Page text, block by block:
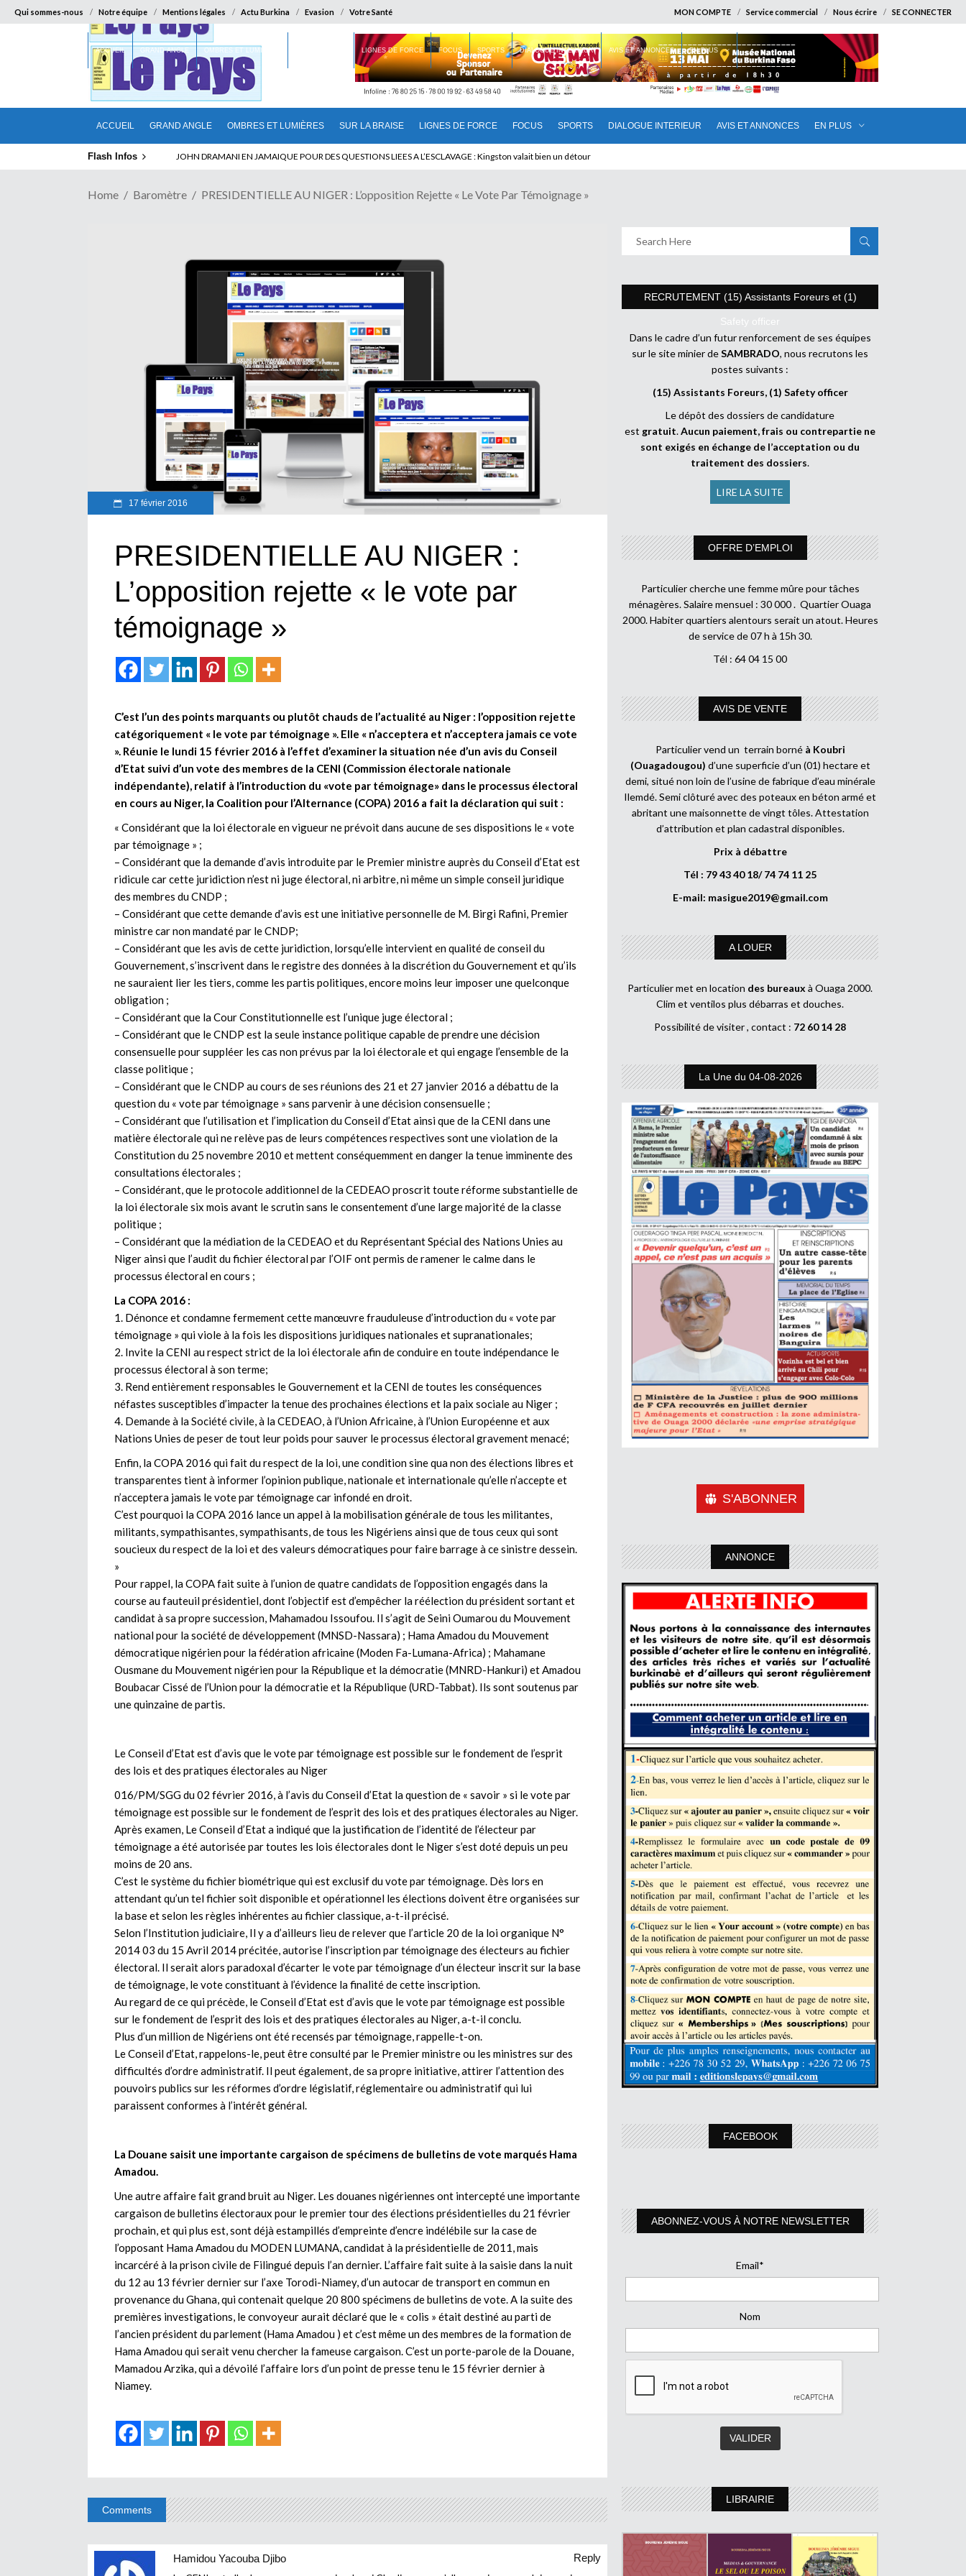
Qui sommes-nous Notre équipe Mentions légales Actu Burkina Evasion Votre Santé MON COMPTE Service commercial Nous écrire SE CONNECTER
ACCUEIL GRAND ANGLE OMBRES ET LUMIÈRES SUR LA BRAISE LIGNES DE FORCE FOCUS SPORTS DIALOGUE INTERIEUR AVIS ET ANNONCES EN PLUS
ACCUEIL GRAND ANGLE OMBRES ET LUMIÈRES LIGNES DE FORCE FOCUS SPORTS DIALOGUE INTERIEUR AVIS ET ANNONCES EN PLUS
Flash Infos JOHN DRAMANI EN JAMAIQUE POUR DES QUESTIONS LIEES A L’ESCLAVAGE : Kingston valait bien un détour
Home Baromètre PRESIDENTIELLE AU NIGER : L’opposition Rejette « Le Vote Par Témoignage »
17 février 2016
PRESIDENTIELLE AU NIGER :
L’opposition rejette « le vote par
témoignage »
C’est l’un des points marquants ou plutôt chauds de l’actualité au Niger : l’opposition rejette
catégoriquement « le vote par témoignage ». Elle « n’acceptera et n’acceptera jamais ce vote
». Réunie le lundi 15 février 2016 à l’effet d’examiner la situation née d’un avis du Conseil
d’Etat suivi d’un vote des membres de la CENI (Commission électorale nationale
indépendante), relatif à l’introduction du «vote par témoignage» dans le processus électoral
en cours au Niger, la Coalition pour l’Alternance (COPA) 2016 a fait la déclaration qui suit :
« Considérant que la loi électorale en vigueur ne prévoit dans aucune de ses dispositions le « vote
par témoignage » ;
– Considérant que la demande d’avis introduite par le Premier ministre auprès du Conseil d’Etat est
ridicule car cette juridiction n’est ni juge électoral, ni arbitre, ni même un simple conseil juridique
des membres du CNDP ;
– Considérant que cette demande d’avis est une initiative personnelle de M. Birgi Rafini, Premier
ministre car non mandaté par le CNDP;
– Considérant que les avis de cette juridiction, lorsqu’elle intervient en qualité de conseil du
Gouvernement, s’inscrivent dans le registre des données à la discrétion du Gouvernement et qu’ils
ne sauraient lier les tiers, comme les partis politiques, encore moins leur imposer une quelconque
obligation ;
– Considérant que la Cour Constitutionnelle est l’unique juge électoral ;
– Considérant que le CNDP est la seule instance politique capable de prendre une décision
consensuelle pour suppléer les cas non prévus par la loi électorale et qui engage l’ensemble de la
classe politique ;
– Considérant que le CNDP au cours de ses réunions des 21 et 27 janvier 2016 a débattu de la
question du « vote par témoignage » sans parvenir à une décision consensuelle ;
– Considérant que l’utilisation et l’implication du Conseil d’Etat ainsi que de la CENI dans une
matière électorale qui ne relève pas de leurs compétences respectives sont une violation de la
Constitution du 25 novembre 2010 et mettent conséquemment en danger la tenue imminente des
consultations électorales ;
– Considérant, que le protocole additionnel de la CEDEAO proscrit toute réforme substantielle de
la loi électorale six mois avant le scrutin sans le consentement d’une large majorité de la classe
politique ;
– Considérant que la médiation de la CEDEAO et du Représentant Spécial des Nations Unies au
Niger ainsi que l’audit du fichier électoral par l’OIF ont permis de ramener le calme dans le
processus électoral en cours ;
La COPA 2016 :
1. Dénonce et condamne fermement cette manœuvre frauduleuse d’introduction du « vote par
témoignage » qui viole à la fois les dispositions juridiques nationales et supranationales;
2. Invite la CENI au respect strict de la loi électorale afin de conduire en toute indépendance le
processus électoral à son terme;
3. Rend entièrement responsables le Gouvernement et la CENI de toutes les conséquences
néfastes susceptibles d’impacter la tenue des prochaines élections et la paix sociale au Niger ;
4. Demande à la Société civile, à la CEDEAO, à l’Union Africaine, à l’Union Européenne et aux
Nations Unies de peser de tout leur poids pour sauver le processus électoral gravement menacé;
Enfin, la COPA 2016 qui fait du respect de la loi, une condition sine qua non des élections libres et
transparentes tient à informer l’opinion publique, nationale et internationale qu’elle n’accepte et
n’acceptera jamais le vote par témoignage car infondé en droit.
C’est pourquoi la COPA 2016 lance un appel à la mobilisation générale de tous les militantes,
militants, sympathisantes, sympathisants, de tous les Nigériens ainsi que de tous ceux qui sont
soucieux du respect de la loi et des valeurs démocratiques pour faire barrage à ce sinistre dessein.
»
Pour rappel, la COPA fait suite à l’union de quatre candidats de l’opposition engagés dans la
course au fauteuil présidentiel, dont l’objectif est d’empêcher la réélection du président sortant et
candidat à sa propre succession, Mahamadou Issoufou. Il s’agit de Seini Oumarou du Mouvement
national pour la société de développement (MNSD-Nassara) ; Hama Amadou du Mouvement
démocratique nigérien pour la fédération africaine (Moden Fa-Lumana-Africa) ; Mahamane
Ousmane du Mouvement nigérien pour la République et la démocratie (MNRD-Hankuri) et Amadou
Boubacar Cissé de l’Union pour la démocratie et la République (URD-Tabbat). Ils sont soutenus par
une quinzaine de partis.
Le Conseil d’Etat est d’avis que le vote par témoignage est possible sur le fondement de l’esprit
des lois et des pratiques électorales au Niger
016/PM/SGG du 02 février 2016, à l’avis du Conseil d’Etat la question de « savoir » si le vote par
témoignage est possible sur le fondement de l’esprit des lois et des pratiques électorales au Niger.
Après examen, Le Conseil d’Etat a indiqué que la justification de l’identité de l’électeur par
témoignage a été autorisée par toutes les lois électorales dont le Niger s’est doté depuis un peu
moins de 20 ans.
C’est le système du fichier biométrique qui est exclusif du vote par témoignage. Dès lors en
attendant qu’un tel fichier soit disponible et opérationnel les élections doivent être organisées sur
la base et selon les règles inhérentes au fichier classique, a-t-il précisé.
Selon l’Institution judiciaire, Il y a d’ailleurs lieu de relever que l’article 20 de la loi organique N°
2014 03 du 15 Avril 2014 précitée, autorise l’inscription par témoignage des électeurs au fichier
électoral. Il serait alors paradoxal d’écarter le vote par témoignage d’un électeur inscrit sur la base
de témoignage, le vote constituant à l’évidence la finalité de cette inscription.
Au regard de ce qui précède, le Conseil d’Etat est d’avis que le vote par témoignage est possible
sur le fondement de l’esprit des lois et des pratiques électorales au Niger, a-t-il conclu.
Plus d’un million de Nigériens ont été recensés par témoignage, rappelle-t-on.
Le Conseil d’Etat, rappelons-le, peut être consulté par le Premier ministre ou les ministres sur des
difficultés d’ordre administratif. Il peut également, de sa propre initiative, attirer l’attention des
pouvoirs publics sur les réformes d’ordre législatif, réglementaire ou administratif qui lui
paraissent conformes à l’intérêt général.
La Douane saisit une importante cargaison de spécimens de bulletins de vote marqués Hama
Amadou.
Une autre affaire fait grand bruit au Niger. Les douanes nigériennes ont intercepté une importante
cargaison de bulletins électoraux pour le premier tour des élections présidentielles du 21 février
prochain, et qui plus est, sont déjà estampillés d’empreinte d’encre indélébile sur la case de
l’opposant Hama Amadou du MODEN LUMANA, candidat à la présidentielle de 2011, mais
incarcéré à la prison civile de Filingué depuis l’an dernier. L’affaire fait suite à la saisie dans la nuit
du 12 au 13 février dernier sur l’axe Torodi-Niamey, d’un autocar de transport en commun en
provenance du Ghana, qui contenait quelque 20 800 spécimens de bulletins de vote. A la suite des
premières investigations, le convoyeur aurait déclaré que le « colis » était destiné au parti de
l’ancien président du parlement (Hama Amadou ) et c’est même un des membres de la formation de
Hama Amadou qui serait venu chercher la fameuse cargaison. C’est un porte-parole de la Douane,
Mamadou Arzika, qui a dévoilé l’affaire lors d’un point de presse tenu le 15 février dernier à
Niamey.
Comments
Hamidou Yacouba Djibo
Reply
RECRUTEMENT (15) Assistants Foreurs et (1)
Safety officer
Dans le cadre d’un futur renforcement de ses équipes
sur le site minier deSAMBRADO, nous recrutons les
postes suivants :
(15) Assistants Foreurs, (1) Safety officer
Le dépôt des dossiers de candidature
est gratuit.Aucun paiement, frais ou contrepartie ne
sont exigés en échange de l’acceptation ou du
traitement des dossiers.
LIRE LA SUITE
OFFRE D’EMPLOI
Particulier cherche une femme mûre pour tâches
ménagères. Salaire mensuel : 30 000 . Quartier Ouaga
2000. Habiter quartiers alentours serait un atout. Heures
de service de 07 h à 15h 30.
Tél : 64 04 15 00
AVIS DE VENTE
Particulier vend un terrain borné à Koubri
(Ouagadougou) d’une superficie d’un (01) hectare et
demi, situé non loin de l’usine de fabrique d’eau minérale
Ilemdé. Semi clôturé avec des poteaux en béton armé et
abritant une maisonnette de vingt tôles. Attestation
d’attribution et plan cadastral disponibles.
Prix à débattre
Tél : 79 43 40 18/ 74 74 11 25
E-mail: masigue2019@gmail.com
A LOUER
Particulier met en location des bureaux à Ouaga 2000.
Clim et ventilos plus débarras et douches.
Possibilité de visiter , contact : 72 60 14 28
La Une du 04-08-2026
S'ABONNER
ANNONCE
FACEBOOK
ABONNEZ-VOUS À NOTRE NEWSLETTER
Email*
Nom
LIBRAIRIE